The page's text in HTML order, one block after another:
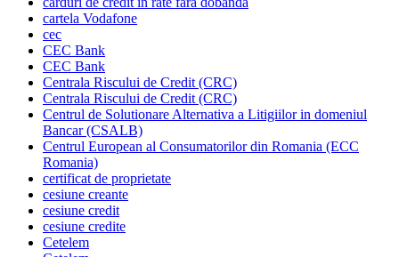
cartela Vodafone
cec
CEC Bank
CEC Bank
Centrala Riscului de Credit (CRC)
Centrala Riscului de Credit (CRC)
Centrul de Solutionare Alternativa a Litigiilor in domeniul
Bancar (CSALB)
Centrul European al Consumatorilor din Romania (ECC
Romania)
certificat de proprietate
cesiune creante
cesiune credit
cesiune credite
Cetelem